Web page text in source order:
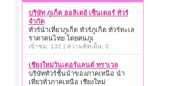
บริษัท ภูเก็ต ฮอลิเดย์ เซ็นเตอร์ ทัวร์
จำกัด
ทัวร์นำเที่ยวภูเก็ต ทัวร์ภูเก็ต ทัวร์ทะเล
ราคาคนไทย โดยคนภูเ
เข้าชม: 132 | ความคิดเห็น: 0
เชียงใหม่วันเดอร์แลนด์ ทราเวล
บริษัททัวร์ชั้นนำของภาคเหนือ นำ
เที่ยวทั่วภาคเหนือ เชียงใหม่